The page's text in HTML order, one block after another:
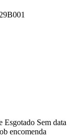
Esgotado Sem data
encomenda